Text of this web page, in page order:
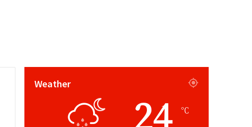
Weather
24 ℃